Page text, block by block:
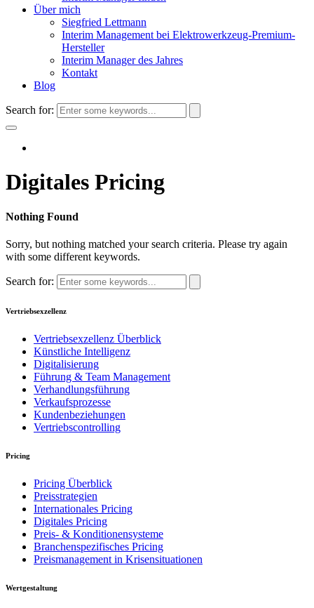
Über mich
Siegfried Lettmann
Interim Management bei Elektrowerkzeug-Premium-
Hersteller
Interim Manager des Jahres
Kontakt
Blog
Search for:
Digitales Pricing
Nothing Found
Sorry, but nothing matched your search criteria. Please try again
with some different keywords.
Search for:
Vertriebsexzellenz
Vertriebsexzellenz Überblick
Künstliche Intelligenz
Digitalisierung
Führung & Team Management
Verhandlungsführung
Verkaufsprozesse
Kundenbeziehungen
Vertriebscontrolling
Pricing
Pricing Überblick
Preisstrategien
Internationales Pricing
Digitales Pricing
Preis- & Konditionensysteme
Branchenspezifisches Pricing
Preismanagement in Krisensituationen
Wertgestaltung